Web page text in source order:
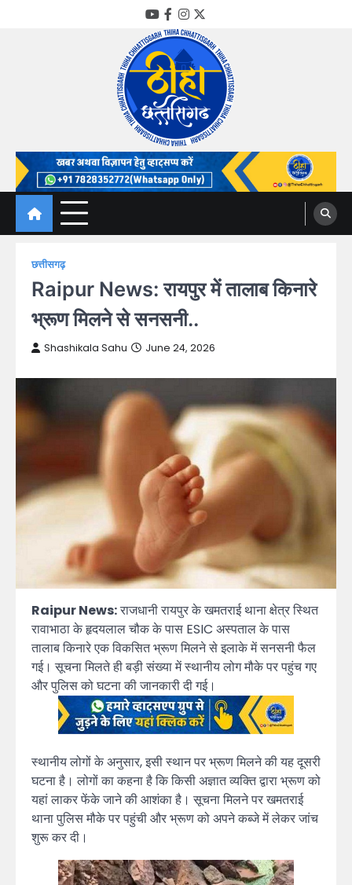
YouTube
Facebook
Instagram
Twitter
Thiha Chhattisgarh
गोठ जन-जन के
छत्तीसगढ़
Raipur News: रायपुर में तालाब किनारे
भ्रूण मिलने से सनसनी..
Shashikala Sahu June 24, 2026
Raipur News:राजधानी रायपुर के खमतराई थाना क्षेत्र स्थित
रावाभाठा के हृदयलाल चौक के पास ESIC अस्पताल के पास
तालाब किनारे एक विकसित भ्रूण मिलने से इलाके में सनसनी फैल
गई। सूचना मिलते ही बड़ी संख्या में स्थानीय लोग मौके पर पहुंच गए
और पुलिस को घटना की जानकारी दी गई।
स्थानीय लोगों के अनुसार, इसी स्थान पर भ्रूण मिलने की यह दूसरी
घटना है। लोगों का कहना है कि किसी अज्ञात व्यक्ति द्वारा भ्रूण को
यहां लाकर फेंके जाने की आशंका है। सूचना मिलने पर खमतराई
थाना पुलिस मौके पर पहुंची और भ्रूण को अपने कब्जे में लेकर जांच
शुरू कर दी।